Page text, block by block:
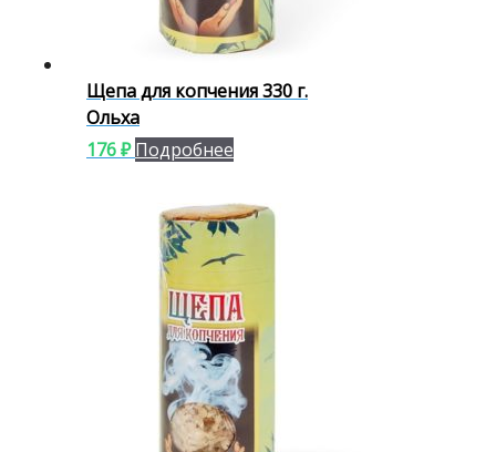
Щепа для копчения 330 г.
Ольха
176₽ Подробнее